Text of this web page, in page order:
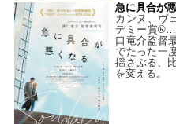
急に具合が
カンヌ、ヴ
デミー賞
口竜介監督
でたった一
揺さぶる、
を変える。